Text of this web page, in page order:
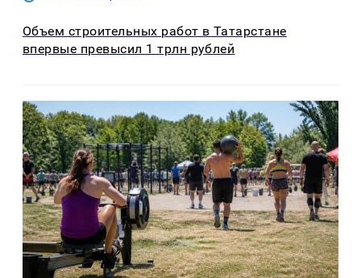
Объем строительных работ в Татарстане
впервые превысил 1 трлн рублей